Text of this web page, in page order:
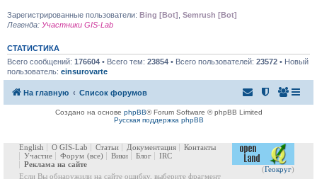
Зарегистрированные пользователи: Bing [Bot] Semrush [Bot]
Легенда: Участники GIS-Lab
СТАТИСТИКА
Всего сообщений: 176604 • Всего тем: 23854 • Всего пользователей: 23572 • Новый
пользователь: einsurovarte
На главную Список форумов
Создано на основе phpBB® Forum Software © phpBB Limited
Русская поддержка phpBB
(Геокруг)
English О GIS-Lab Статьи Документация
Контакты
Участие
Форум (все) Вики Блог
IRC
Реклама на сайте
Если Вы обнаружили на сайте ошибку, выберите фрагмент